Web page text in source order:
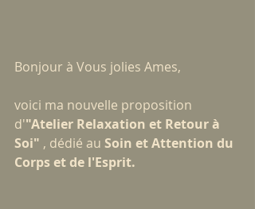
Bonjour à Vous jolies Ames,
voici ma nouvelle proposition
d'"Atelier Relaxation et Retour à
Soi" , dédié au Soin et Attention du
Corps et de l'Esprit.